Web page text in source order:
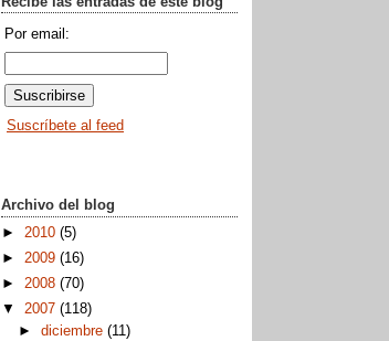
Por email:
Suscríbete al feed
Archivo del blog
► 2010 (5)
► 2009 (16)
► 2008 (70)
▼ 2007 (118)
►diciembre(11)